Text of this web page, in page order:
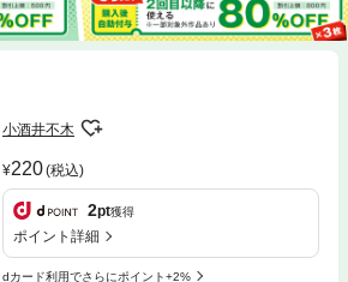
小酒井不木
220(税込)
2pt獲得
ポイント詳細
dカード利用でさらにポイント+2%